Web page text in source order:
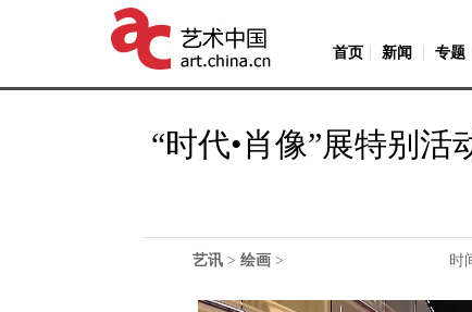
首页 新闻 专题
“时代•肖像”展特别
时
艺讯 > 绘画 >